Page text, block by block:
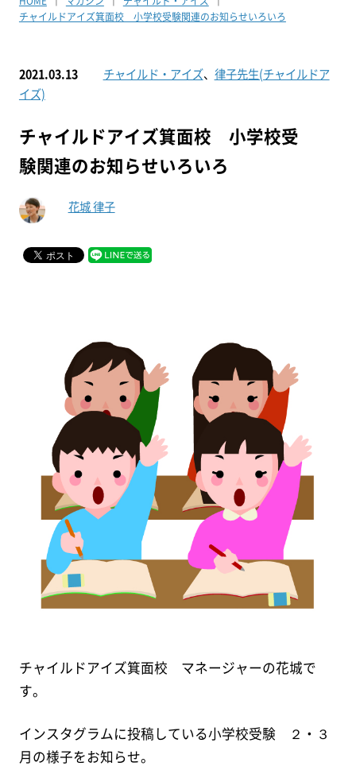
チャイルドアイズ箕面校 小学校受験関連のお知らせいろいろ
2021.03.13 チャイルド・アイズ、 律子先生(チャイルドア
イズ)
チャイルドアイズ箕面校 小学校受
験関連のお知らせいろいろ
花城 律子
チャイルドアイズ箕面校 マネージャーの花城で
す。
インスタグラムに投稿している小学校受験 ２・３
月の様子をお知らせ。